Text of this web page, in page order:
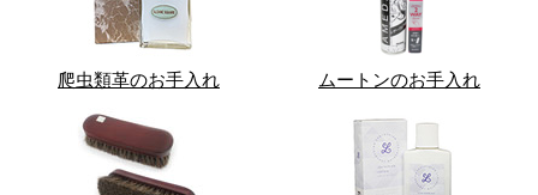
爬虫類革のお手入れ ムートンのお手入れ